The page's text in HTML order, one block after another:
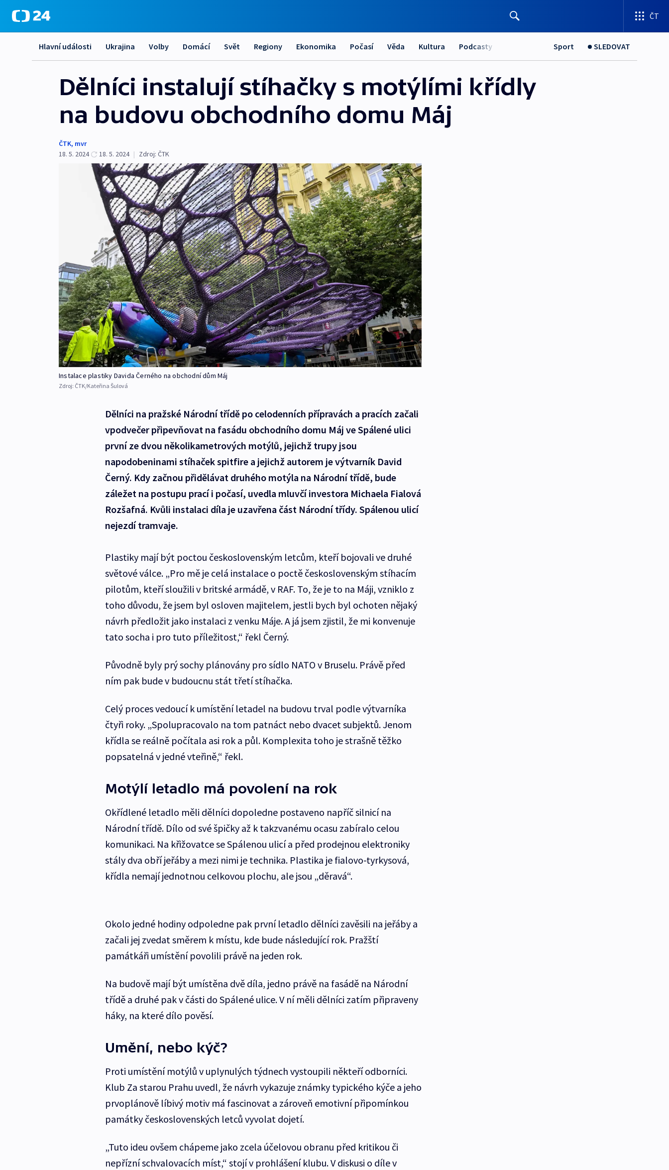
ČT
Hlavní události Ukrajina Volby Domácí Svět Regiony Ekonomika Počasí Věda Kultura Podcasty Sport SLEDOVAT
Dělníci instalují stíhačky s motýlími křídly
na budovu obchodního domu Máj
ČTK, mvr
18. 5. 2024
18. 5. 2024 | Zdroj: ČTK
Instalace plastiky Davida Černého na obchodní dům Máj
Zdroj: ČTK/Kateřina Šulová
Dělníci na pražské Národní třídě po celodenních přípravách a pracích začali
vpodvečer připevňovat na fasádu obchodního domu Máj ve Spálené ulici
první ze dvou několikametrových motýlů, jejichž trupy jsou
napodobeninami stíhaček spitfire a jejichž autorem je výtvarník David
Černý. Kdy začnou přidělávat druhého motýla na Národní třídě, bude
záležet na postupu prací i počasí, uvedla mluvčí investora Michaela Fialová
Rozšafná. Kvůli instalaci díla je uzavřena část Národní třídy. Spálenou ulicí
nejezdí tramvaje.
Plastiky mají být poctou československým letcům, kteří bojovali ve druhé
světové válce. „Pro mě je celá instalace o poctě československým stíhacím
pilotům, kteří sloužili v britské armádě, v RAF. To, že je to na Máji, vzniklo z
toho důvodu, že jsem byl osloven majitelem, jestli bych byl ochoten nějaký
návrh předložit jako instalaci z venku Máje. A já jsem zjistil, že mi konvenuje
tato socha i pro tuto příležitost,“ řekl Černý.
Původně byly prý sochy plánovány pro sídlo NATO v Bruselu. Právě před
ním pak bude v budoucnu stát třetí stíhačka.
Celý proces vedoucí k umístění letadel na budovu trval podle výtvarníka
čtyři roky. „Spolupracovalo na tom patnáct nebo dvacet subjektů. Jenom
křídla se reálně počítala asi rok a půl. Komplexita toho je strašně těžko
popsatelná v jedné vteřině,“ řekl.
Motýlí letadlo má povolení na rok
Okřídlené letadlo měli dělníci dopoledne postaveno napříč silnicí na
Národní třídě. Dílo od své špičky až k takzvanému ocasu zabíralo celou
komunikaci. Na křižovatce se Spálenou ulicí a před prodejnou elektroniky
stály dva obří jeřáby a mezi nimi je technika. Plastika je fialovo-tyrkysová,
křídla nemají jednotnou celkovou plochu, ale jsou „děravá“.
Okolo jedné hodiny odpoledne pak první letadlo dělníci zavěsili na jeřáby a
začali jej zvedat směrem k místu, kde bude následující rok. Pražští
památkáři umístění povolili právě na jeden rok.
Na budově mají být umístěna dvě díla, jedno právě na fasádě na Národní
třídě a druhé pak v části do Spálené ulice. V ní měli dělníci zatím připraveny
háky, na které dílo pověsí.
Umění, nebo kýč?
Proti umístění motýlů v uplynulých týdnech vystoupili někteří odborníci.
Klub Za starou Prahu uvedl, že návrh vykazuje známky typického kýče a jeho
prvoplánově líbivý motiv má fascinovat a zároveň emotivní připomínkou
památky československých letců vyvolat dojetí.
„Tuto ideu ovšem chápeme jako zcela účelovou obranu před kritikou či
nepřízní schvalovacích míst,“ stojí v prohlášení klubu. V diskusi o díle v